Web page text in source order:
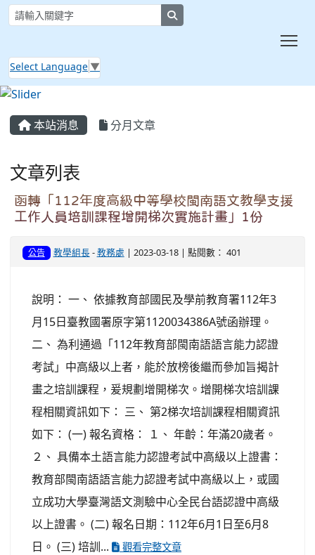
Select Language ▼
本站消息 分月文章
文章列表
函轉「112年度高級中等學校閩南語文教學支援
工作人員培訓課程增開梯次實施計畫」1份
公告 教學組長-教務處 | 2023-03-18 | 點閱數： 401
說明： 一、 依據教育部國民及學前教育署112年3
月15日臺教國署原字第1120034386A號函辦理。
二、 為利通過「112年教育部閩南語語言能力認證
考試」中高級以上者，能於放榜後繼而參加旨揭計
畫之培訓課程，爰規劃增開梯次。增開梯次培訓課
程相關資訊如下： 三、 第2梯次培訓課程相關資訊
如下： (一) 報名資格： １、 年齡：年滿20歲者。
２、 具備本土語言能力認證考試中高級以上證書：
教育部閩南語語言能力認證考試中高級以上，或國
立成功大學臺灣語文測驗中心全民台語認證中高級
以上證書。 (二) 報名日期：112年6月1日至6月8
日。 (三) 培訓...
觀看完整文章